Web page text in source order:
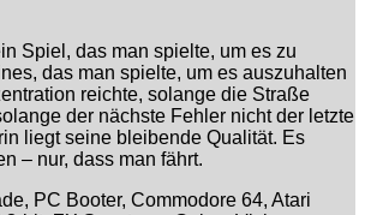
Spiel, das man spielte, um es zu
das man spielte, um es auszuhalten
reichte, solange die Straße
der nächste Fehler nicht der letzte
liegt seine bleibende Qualität. Es
– nur, dass man fährt.
PC Booter, Commodore 64, Atari